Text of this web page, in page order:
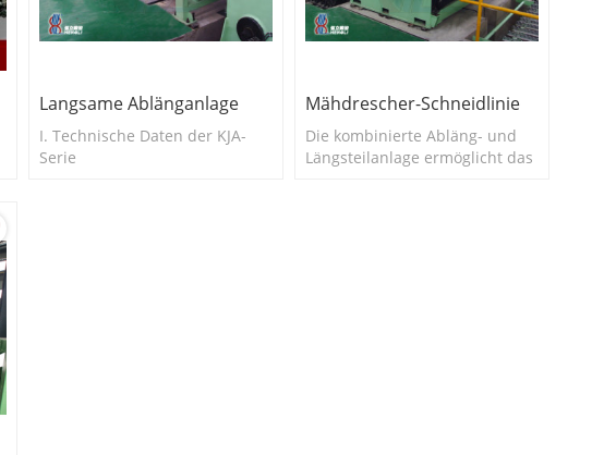
Langsame Ablänganlage
I. Technische Daten der KJA-
Serie
Mähdrescher-Schneidlinie
Die kombinierte Abläng- und
Längsteilanlage ermöglicht das